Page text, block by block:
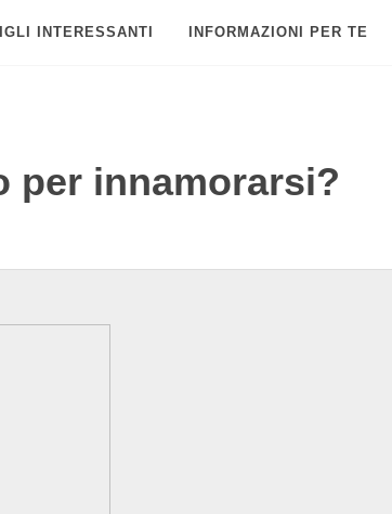
INTERESSANTI INFORMAZIONI PER TE
per innamorarsi?